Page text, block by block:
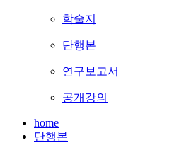
학술지
단행본
연구보고서
공개강의
home
단행본